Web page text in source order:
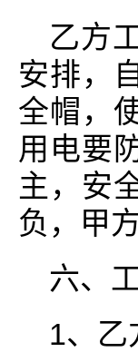
乙方
安排，
全帽，
用电要
主，安
负，甲
六、
1、乙